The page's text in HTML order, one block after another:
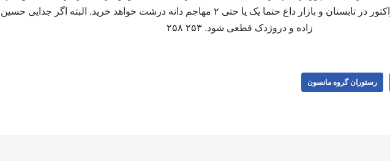
است. هر چه هست، تراکتور در تابستان و بازار داغ حتما یک یا حتی ۲ مهاجم دانه درشت خواهد خرید. البته اگر جدایی حسین
زاده و دروژدک قطعی شود. ۲۵۳ ۲۵۸
رستوران گروه مانسون